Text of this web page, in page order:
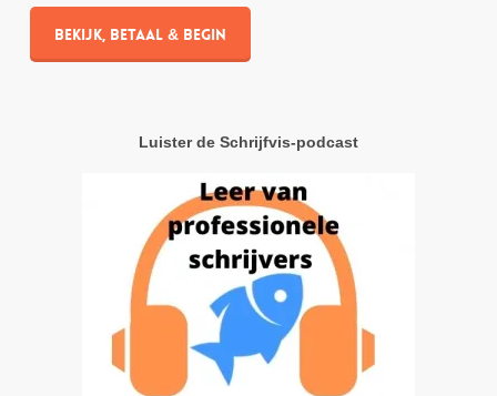
Bekijk, betaal & begin
Luister de Schrijfvis-podcast